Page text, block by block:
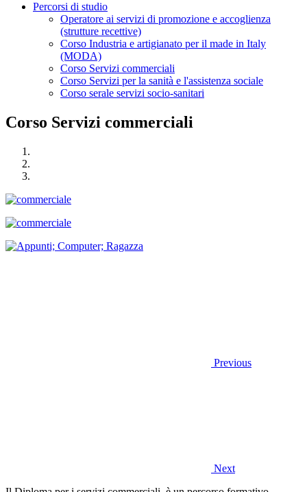
Percorsi di studio
Operatore ai servizi di promozione e accoglienza
(strutture recettive)
Corso Industria e artigianato per il made in Italy
(MODA)
Corso Servizi commerciali
Corso Servizi per la sanità e l'assistenza sociale
Corso serale servizi socio-sanitari
Corso Servizi commerciali
Previous
Next